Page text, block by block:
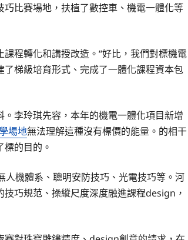
比賽場地，扶植了數控車、機電一體化等
程轉化和講授改造。“好比，我們對標機電
梯級培育形式、完成了一體化課程資本包
李玲琪先容，本年的機電一體化項目新增
場地無法理解這種沒有標價的能量。的相干
的目的。
機體系、聰明安防技巧、光電技巧等。河
巧規范、操縱尺度深度融進課程design，